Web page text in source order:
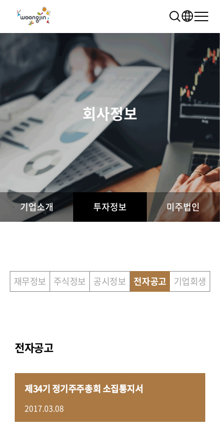
추천 검색어
WRMS WDMS
모빌리티
회사정보
기업소개 투자정보 미주법인
재무정보 주식정보 공시정보 전자공고 기업회생
전자공고
제34기 정기주주총회 소집통지서
2017.03.08